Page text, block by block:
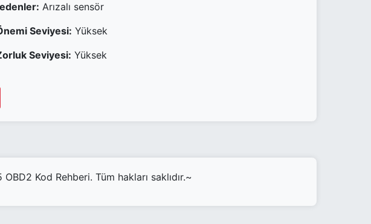
Arızalı sensör
Seviyesi: Yüksek
Seviyesi: Yüksek
Kod Rehberi. Tüm hakları saklıdır.~